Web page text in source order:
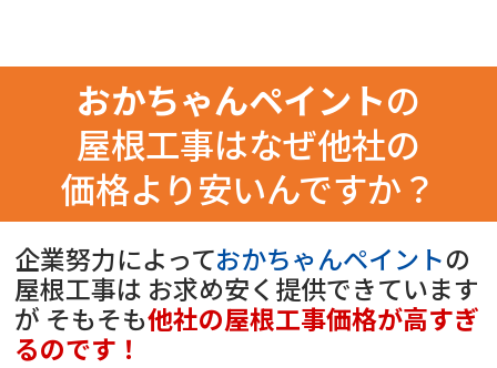
おかちゃんペイントの
屋根工事はなぜ他社の
価格より安いんですか？
企業努力によっておかちゃんペイントの
屋根工事は お求め安く提供できています
が そもそも他社の屋根工事価格が高すぎ
るのです！